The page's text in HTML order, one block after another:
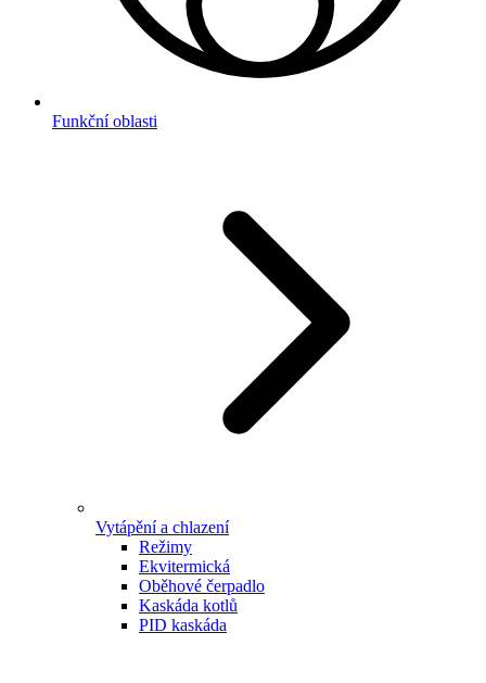
Funkční oblasti
Vytápění a chlazení
Režimy
Ekvitermická
Oběhové čerpadlo
Kaskáda kotlů
PID kaskáda